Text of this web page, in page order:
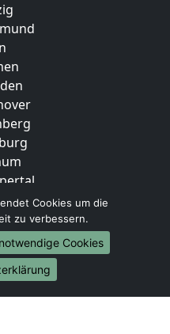
Cookies um die
zu verbessern.
Cookies